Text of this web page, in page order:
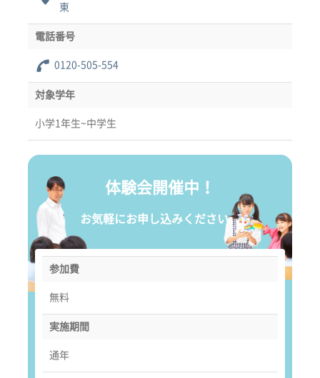
東
電話番号
0120-505-554
対象学年
小学1年生~中学生
体験会開催中！
お気軽にお申し込みください。
参加費
無料
実施期間
通年